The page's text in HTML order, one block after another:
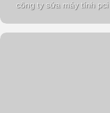
công ty sửa máy tính pci